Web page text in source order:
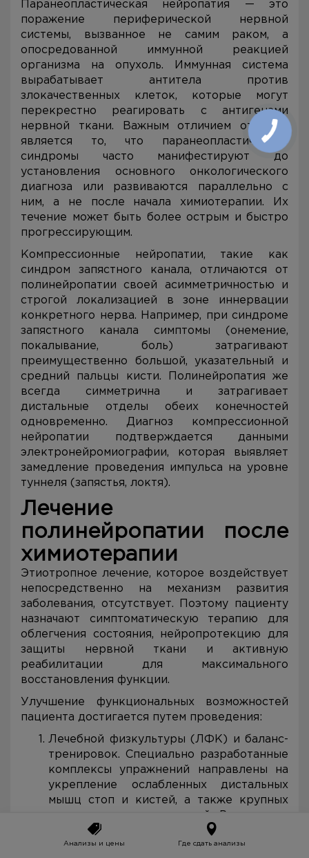
Паранеопластическая нейропатия — это
поражение периферической нервной
системы, вызванное не самим раком, а
опосредованной иммунной реакцией
организма на опухоль. Иммунная система
вырабатывает антитела против
злокачественных клеток, которые могут
перекрестно реагировать с антигенами
нервной ткани. Важным отличием от ХПН
является то, что паранеопластические
синдромы часто манифестируют до
установления основного онкологического
диагноза или развиваются параллельно с
ним, а не после начала химиотерапии. Их
течение может быть более острым и быстро
прогрессирующим.
Компрессионные нейропатии, такие как
синдром запястного канала, отличаются от
полинейропатии своей асимметричностью и
строгой локализацией в зоне иннервации
конкретного нерва. Например, при синдроме
запястного канала симптомы (онемение,
покалывание, боль) затрагивают
преимущественно большой, указательный и
средний пальцы кисти. Полинейропатия же
всегда симметрична и затрагивает
дистальные отделы обеих конечностей
одновременно. Диагноз компрессионной
нейропатии подтверждается данными
электронейромиографии, которая выявляет
замедление проведения импульса на уровне
туннеля (запястья, локтя).
Лечение
полинейропатии после
химиотерапии
Этиотропное лечение, которое воздействует
непосредственно на механизм развития
заболевания, отсутствует. Поэтому пациенту
назначают симптоматическую терапию для
облегчения состояния, нейропротекцию для
защиты нервной ткани и активную
реабилитации для максимального
восстановления функции.
Улучшение функциональных возможностей
пациента достигается путем проведения:
Лечебной физкультуры (ЛФК) и баланс-
тренировок. Специально разработанные
комплексы упражнений направлены на
укрепление ослабленных дистальных
мышц стоп и кистей, а также крупных
занятия способствуют процессу
нейропластичности — способности
Анализы и цены Где сдать анализы